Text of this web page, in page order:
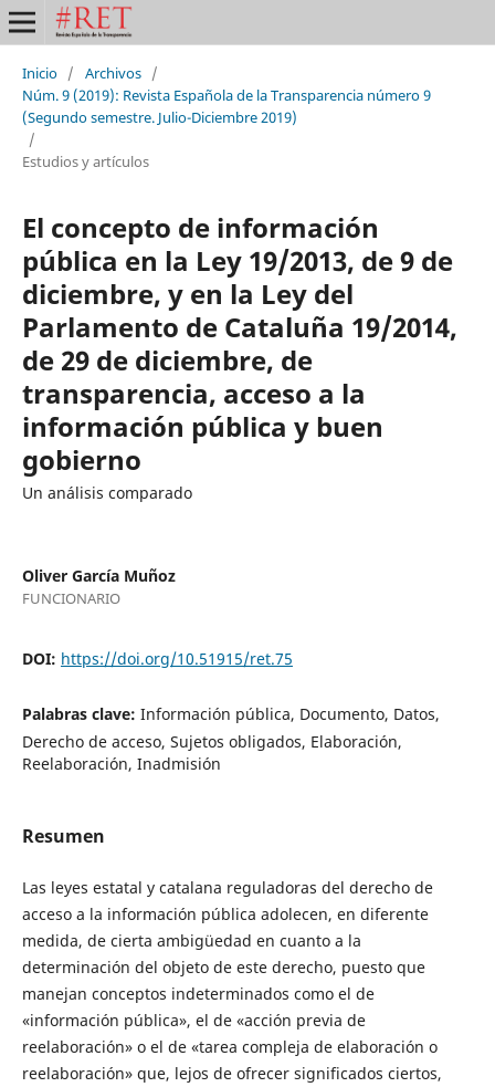
Inicio / Archivos /
Núm. 9 (2019): Revista Española de la Transparencia número 9
(Segundo semestre. Julio-Diciembre 2019)
/
Estudios y artículos
El concepto de información
pública en la Ley 19/2013, de 9 de
diciembre, y en la Ley del
Parlamento de Cataluña 19/2014,
de 29 de diciembre, de
transparencia, acceso a la
información pública y buen
gobierno
Un análisis comparado
Oliver García Muñoz
FUNCIONARIO
DOI: https://doi.org/10.51915/ret.75
Palabras clave: Información pública, Documento, Datos,
Derecho de acceso, Sujetos obligados, Elaboración,
Reelaboración, Inadmisión
Resumen
Las leyes estatal y catalana reguladoras del derecho de
acceso a la información pública adolecen, en diferente
medida, de cierta ambigüedad en cuanto a la
determinación del objeto de este derecho, puesto que
manejan conceptos indeterminados como el de
«información pública», el de «acción previa de
reelaboración» o el de «tarea compleja de elaboración o
reelaboración» que, lejos de ofrecer significados ciertos,